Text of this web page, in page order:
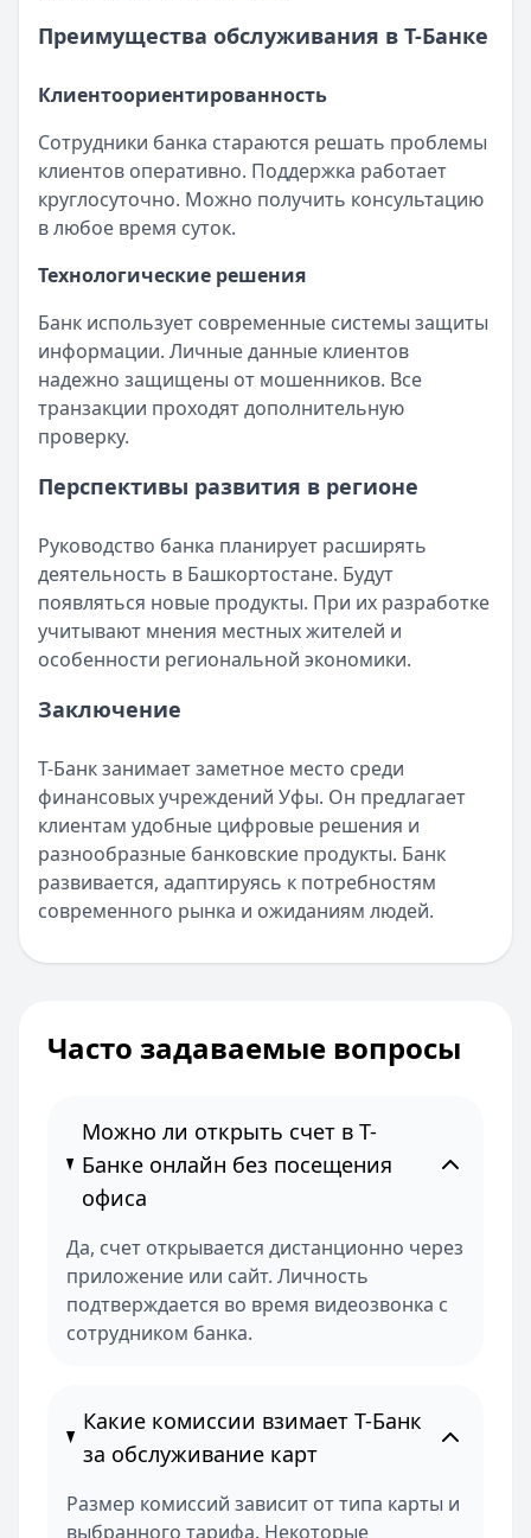
Преимущества обслуживания в Т-Банке
Клиентоориентированность
Сотрудники банка стараются решать проблемы
клиентов оперативно. Поддержка работает
круглосуточно. Можно получить консультацию
в любое время суток.
Технологические решения
Банк использует современные системы защиты
информации. Личные данные клиентов
надежно защищены от мошенников. Все
транзакции проходят дополнительную
проверку.
Перспективы развития в регионе
Руководство банка планирует расширять
деятельность в Башкортостане. Будут
появляться новые продукты. При их разработке
учитывают мнения местных жителей и
особенности региональной экономики.
Заключение
Т-Банк занимает заметное место среди
финансовых учреждений Уфы. Он предлагает
клиентам удобные цифровые решения и
разнообразные банковские продукты. Банк
развивается, адаптируясь к потребностям
современного рынка и ожиданиям людей.
Часто задаваемые вопросы
Можно ли открыть счет в Т-
Банке онлайн без посещения
офиса
Да, счет открывается дистанционно через
приложение или сайт. Личность
подтверждается во время видеозвонка с
сотрудником банка.
Какие комиссии взимает Т-Банк
за обслуживание карт
Размер комиссий зависит от типа карты и
выбранного тарифа. Некоторые